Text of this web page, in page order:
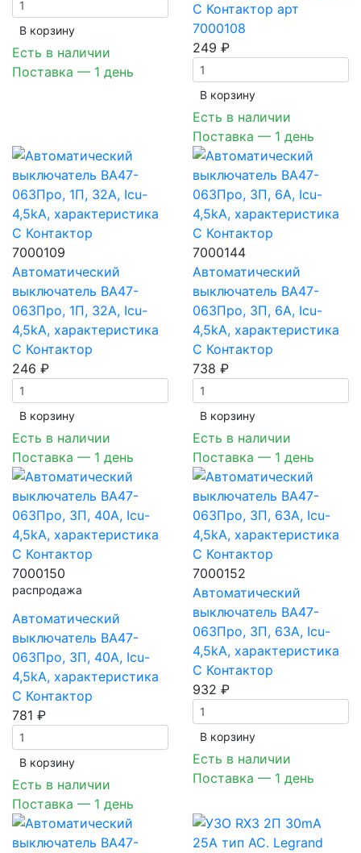
В корзинy
Есть в наличии
Поставка — 1 день
C Контактор арт
7000108
249 ₽
В корзинy
Есть в наличии
Поставка — 1 день
7000109
Автоматический
выключатель ВА47-
063Про, 1П, 32A, Icu-
4,5kA, характеристика
C Контактор
246 ₽
В корзинy
Есть в наличии
Поставка — 1 день
7000144
Автоматический
выключатель ВА47-
063Про, 3П, 6A, Icu-
4,5kA, характеристика
C Контактор
738 ₽
В корзинy
Есть в наличии
Поставка — 1 день
7000150
распродажа
Автоматический
выключатель ВА47-
063Про, 3П, 40A, Icu-
4,5kA, характеристика
C Контактор
781 ₽
В корзинy
Есть в наличии
Поставка — 1 день
7000152
Автоматический
выключатель ВА47-
063Про, 3П, 63A, Icu-
4,5kA, характеристика
C Контактор
932 ₽
В корзинy
Есть в наличии
Поставка — 1 день